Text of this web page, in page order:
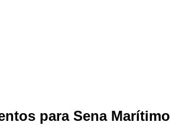
para Sena Marítimo